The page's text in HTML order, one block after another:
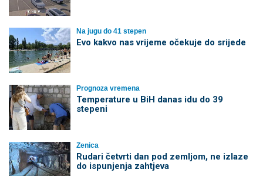
Na jugu do 41 stepen
Evo kakvo nas vrijeme očekuje do srijede
Prognoza vremena
Temperature u BiH danas idu do 39
stepeni
Zenica
Rudari četvrti dan pod zemljom, ne izlaze
do ispunjenja zahtjeva